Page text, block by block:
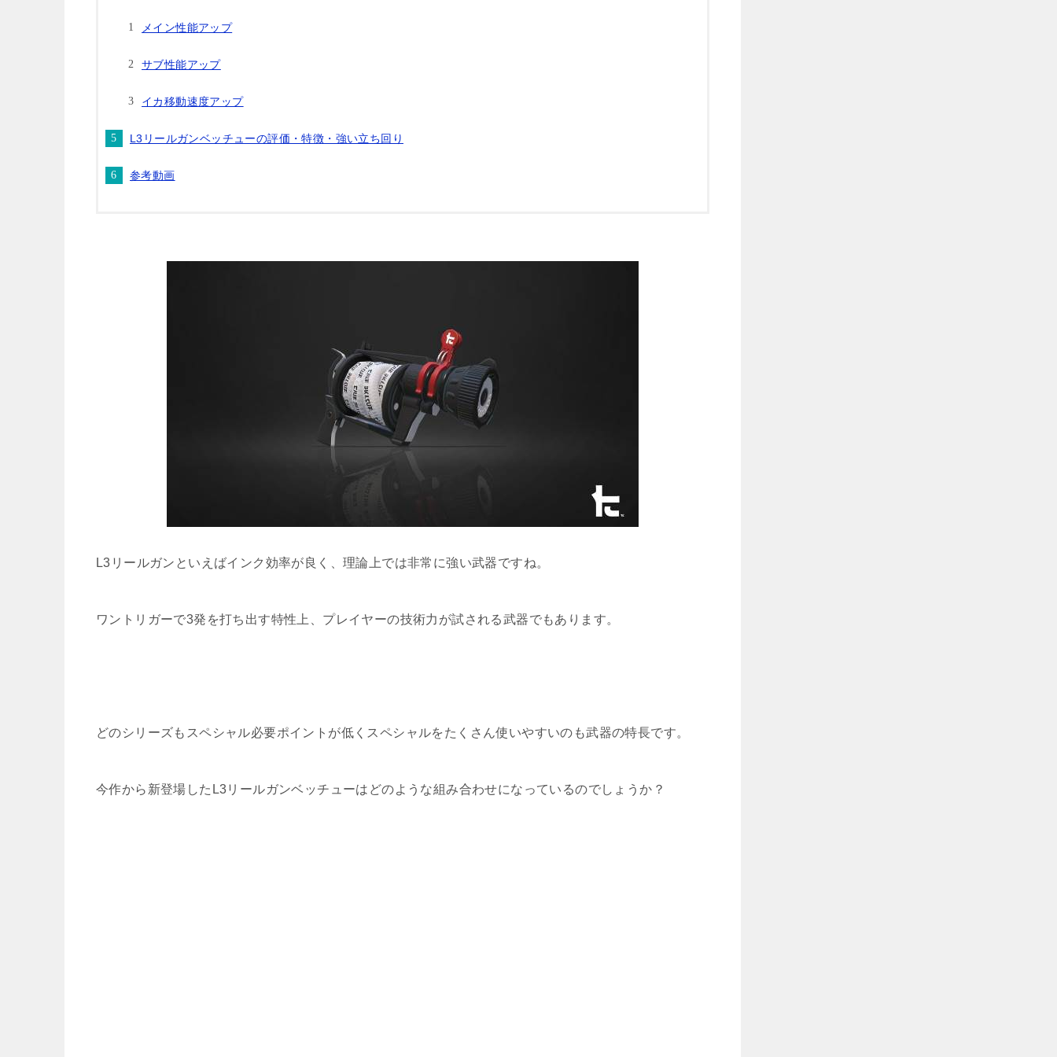
メイン性能アップ
サブ性能アップ
イカ移動速度アップ
L3リールガンベッチューの評価・特徴・強い立ち回り
参考動画
L3リールガンといえばインク効率が良く、理論上では非常に強い武器ですね。
ワントリガーで3発を打ち出す特性上、プレイヤーの技術力が試される武器でもあります。
どのシリーズもスペシャル必要ポイントが低くスペシャルをたくさん使いやすいのも武器の特長です。
今作から新登場したL3リールガンベッチューはどのような組み合わせになっているのでしょうか？